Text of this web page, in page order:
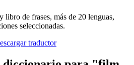
libro de frases, más de 20 lenguas,
seleccionadas.